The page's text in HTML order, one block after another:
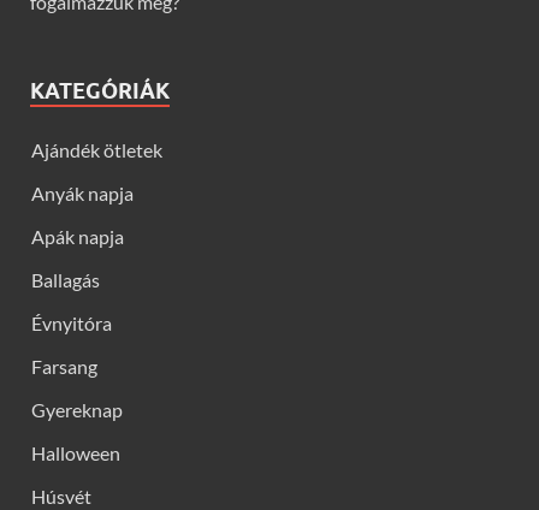
KATEGÓRIÁK
Ajándék ötletek
Anyák napja
Apák napja
Ballagás
Évnyitóra
Farsang
Gyereknap
Halloween
Húsvét